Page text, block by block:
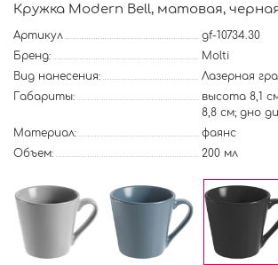
Кружка Modern Bell, матовая,
Артикул
gf-10734.30
Бренд:
Molti
Вид нанесения:
Лазерная
Габариты:
высота 8,1
8,8 см; дно
Материал:
фаянс
Объем:
200 мл